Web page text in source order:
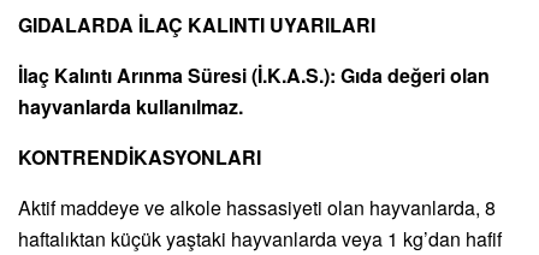
GIDALARDA İLAÇ KALINTI UYARILARI
İlaç Kalıntı Arınma Süresi (İ.K.A.S.): Gıda değeri olan
hayvanlarda kullanılmaz.
KONTRENDİKASYONLARI
Aktif maddeye ve alkole hassasiyeti olan hayvanlarda, 8
haftalıktan küçük yaştaki hayvanlarda veya 1 kg’dan hafif